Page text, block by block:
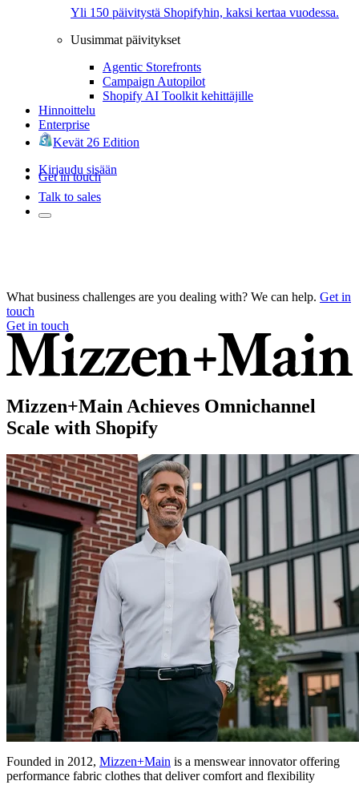
Yli 150 päivitystä Shopifyhin, kaksi kertaa vuodessa.
Uusimmat päivitykset
Agentic Storefronts
Campaign Autopilot
Shopify AI Toolkit kehittäjille
Hinnoittelu
Enterprise
Kevät 26 Edition
Kirjaudu sisään
Get in touch
Talk to sales
What business challenges are you dealing with? We can help. Get in
touch
Get in touch
Mizzen+Main Achieves Omnichannel
Scale with Shopify
Founded in 2012, Mizzen+Main is a menswear innovator offering
performance fabric clothes that deliver comfort and flexibility